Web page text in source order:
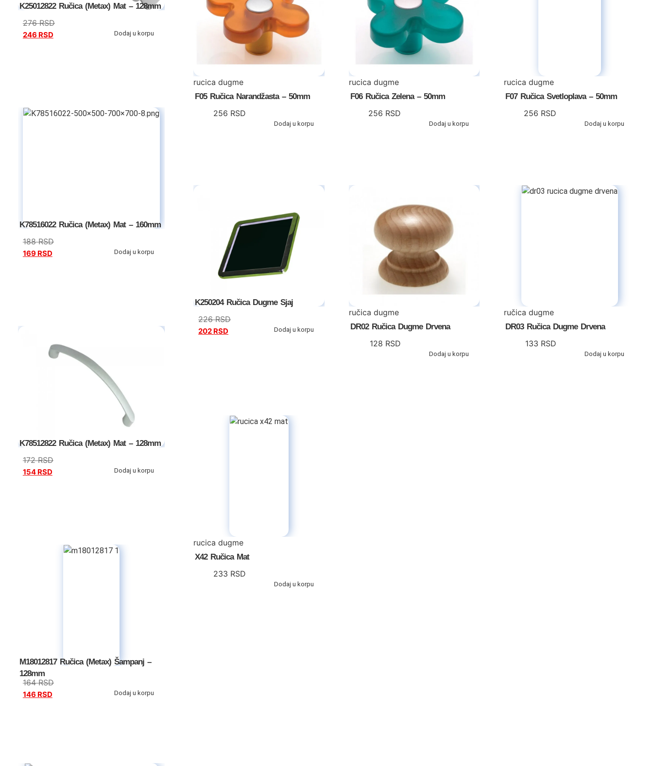
K25012822 Ručica (Metax) Mat – 128mm
276RSD
246 RSD Dodaj u korpu
K78516022 Ručica (Metax) Mat – 160mm
188RSD
169 RSD Dodaj u korpu
K78512822 Ručica (Metax) Mat – 128mm
172RSD
154 RSD Dodaj u korpu
M18012817 Ručica (Metax) Šampanj –
128mm
164RSD
146 RSD Dodaj u korpu
rucica dugme
F05 Ručica Narandžasta – 50mm
256 RSD
Dodaj u korpu
rucica dugme
F06 Ručica Zelena – 50mm
256 RSD
Dodaj u korpu
rucica dugme
F07 Ručica Svetloplava – 50mm
256 RSD
Dodaj u korpu
K250204 Ručica Dugme Sjaj
226RSD
202 RSD Dodaj u korpu
ručica dugme
DR02 Ručica Dugme Drvena
128 RSD
Dodaj u korpu
ručica dugme
DR03 Ručica Dugme Drvena
133 RSD
Dodaj u korpu
rucica dugme
X42 Ručica Mat
233 RSD
Dodaj u korpu